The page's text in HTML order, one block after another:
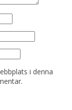
i denna